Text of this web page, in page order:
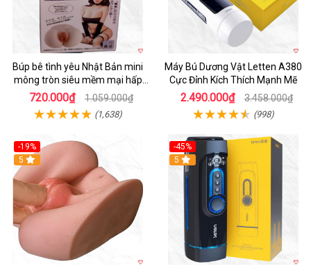
Búp bê tình yêu Nhật Bản mini
mông tròn siêu mềm mại hấp
dẫn
720.000₫ 1.059.000₫
(1,638)
Máy Bú Dương Vật Letten A380
Cực Đỉnh Kích Thích Mạnh Mẽ
2.490.000₫ 3.458.000₫
(998)
-19%
Hot
5
-45%
Hot
5